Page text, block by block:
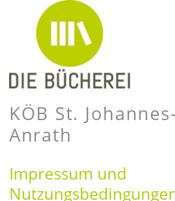
KÖB St.
Anrath
Impressum und